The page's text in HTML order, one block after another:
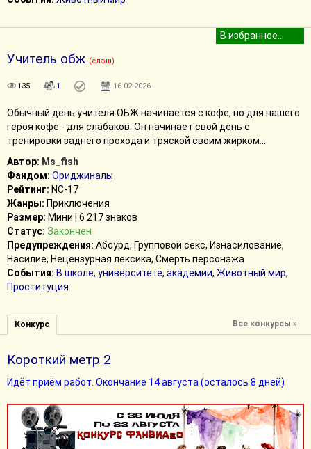
Учитель обж (слэш)
135 1 16.02.2026
Обычный день учителя ОБЖ начинается с кофе, но для нашего
героя кофе - для слабаков. Он начинает свой день с
тренировки заднего прохода и тряской своим жирком...
Автор: Ms_fish
Фандом: Ориджиналы
Рейтинг: NC-17
Жанры: Приключения
Размер: Мини | 6 217 знаков
Статус: Закончен
Предупреждения: Абсурд, Групповой секс, Изнасилование,
Насилие, Нецензурная лексика, Смерть персонажа
События: В школе, университете, академии, Животный мир,
Проституция
Конкурс Все конкурсы »
Короткий метр 2
Идёт приём работ. Окончание 14 августа (осталось 8 дней)